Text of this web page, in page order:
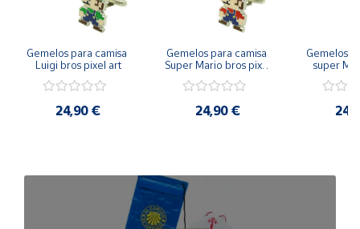
Gemelos para camisa
Luigi bros pixel art
24,90 €
Gemelos para camisa
Super Mario bros pixel
art
24,90 €
Gemelos
super
Luigi